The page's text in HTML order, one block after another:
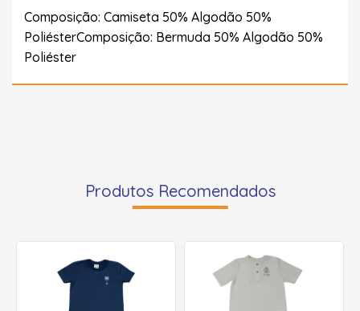
Composição: Camiseta 50% Algodão 50%
PoliésterComposição: Bermuda 50% Algodão 50%
Poliéster
Produtos Recomendados